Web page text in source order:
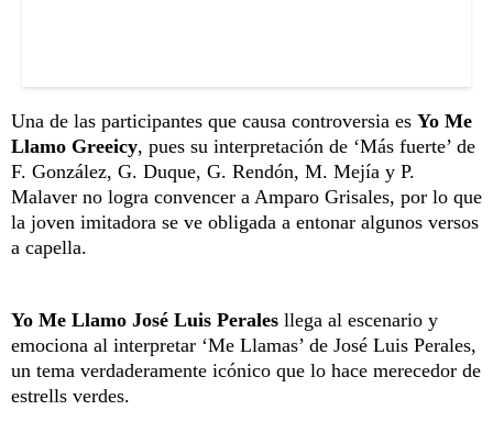
Una de las participantes que causa controversia es Yo Me
Llamo Greeicy, pues su interpretación de ‘Más fuerte’ de
F. González, G. Duque, G. Rendón, M. Mejía y P.
Malaver no logra convencer a Amparo Grisales, por lo que
la joven imitadora se ve obligada a entonar algunos versos
a capella.
Yo Me Llamo José Luis Perales llega al escenario y
emociona al interpretar ‘Me Llamas’ de José Luis Perales,
un tema verdaderamente icónico que lo hace merecedor de
estrells verdes.